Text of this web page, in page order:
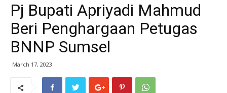
Pj Bupati Apriyadi Mahmud
Beri Penghargaan Petugas
BNNP Sumsel
March 17, 2023